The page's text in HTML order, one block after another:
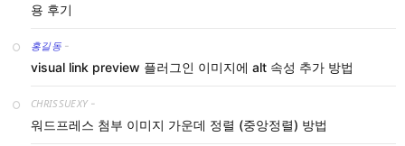
용 후기
홍길동 -
visual link preview 플러그인 이미지에 alt 속성 추가 방법
CHRISSUEXY -
워드프레스 첨부 이미지 가운데 정렬 (중앙정렬) 방법